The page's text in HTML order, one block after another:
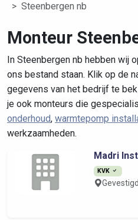
Steenbergen nb
Monteur
In Steenbergen nb hebben wij
ons bestand staan. Klik op de
gegevens van het bedrijf te
je ook monteurs die
onderhoud, warmtepomp
werkzaamheden.
Madri
KVK